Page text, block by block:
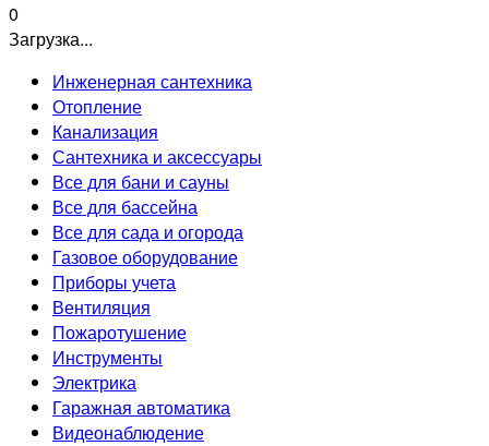
0
Загрузка...
Инженерная сантехника
Отопление
Канализация
Сантехника и аксессуары
Все для бани и сауны
Все для бассейна
Все для сада и огорода
Газовое оборудование
Приборы учета
Вентиляция
Пожаротушение
Инструменты
Электрика
Гаражная автоматика
Видеонаблюдение